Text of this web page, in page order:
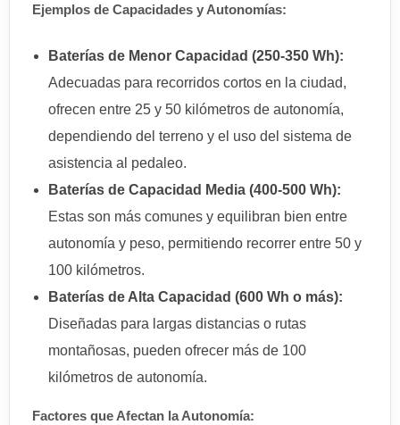
Ejemplos de Capacidades y Autonomías:
Baterías de Menor Capacidad (250-350 Wh):
Adecuadas para recorridos cortos en la ciudad,
ofrecen entre 25 y 50 kilómetros de autonomía,
dependiendo del terreno y el uso del sistema de
asistencia al pedaleo.
Baterías de Capacidad Media (400-500 Wh):
Estas son más comunes y equilibran bien entre
autonomía y peso, permitiendo recorrer entre 50 y
100 kilómetros.
Baterías de Alta Capacidad (600 Wh o más):
Diseñadas para largas distancias o rutas
montañosas, pueden ofrecer más de 100
kilómetros de autonomía.
Factores que Afectan la Autonomía: